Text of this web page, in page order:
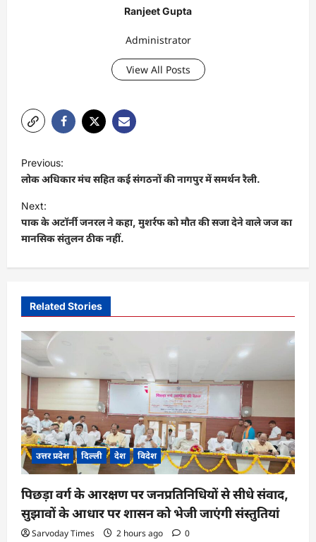
Ranjeet Gupta
Administrator
View All Posts
o
s
t
n
a
g
a
t
o
n
Previous:
लोक अधिकार मंच सहित कई संगठनों की नागपुर में समर्थन रैली.
Next:
पाक के अटॉर्नी जनरल ने कहा, मुशर्रफ को मौत की सजा देने वाले जज का
मानसिक संतुलन ठीक नहीं.
Related Stories
उत्तर प्रदेश दिल्ली देश विदेश
पिछड़ा वर्ग के आरक्षण पर जनप्रतिनिधियों से सीधे संवाद,
सुझावों के आधार पर शासन को भेजी जाएंगी संस्तुतियां
Sarvoday Times 2 hours ago 0